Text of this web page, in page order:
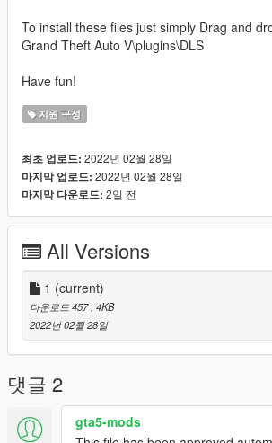
To install these files just simply Drag and
Grand Theft Auto V\plugins\DLS
Have fun!
지원 구성
최초 업로드: 2022년 02월 28일
마지막 업로드: 2022년 02월 28일
마지막 다운로드: 2일 전
All Versions
1 (current)
다운로드 457 , 4KB
2022년 02월 28일
댓글 2
gta5-mods